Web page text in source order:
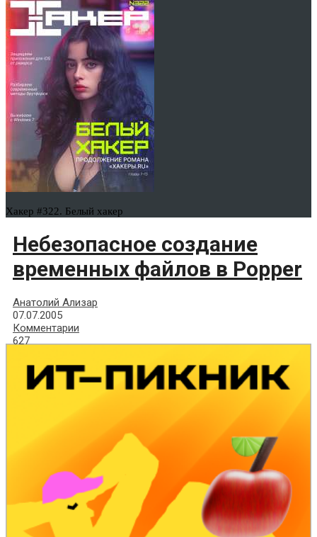
Хакер #322. Белый хакер
Небезопасное создание
временных файлов в Popper
Анатолий Ализар
07.07.2005
Комментарии
627